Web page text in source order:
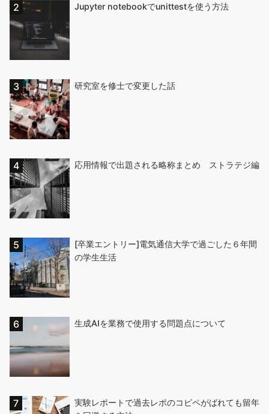
Jupyter notebookでunittestを使う方法
研究室を修士で変更した話
応用情報で出題される略称まとめ ストラテジ編
[卒業エントリー]電気通信大学で過ごした６年間
の学生生活
生成AIを業務で使用する問題点について
実験レポートで過去レポのコピペがばれても留年